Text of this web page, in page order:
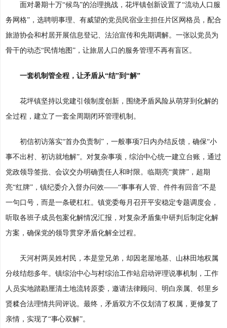
面对暑期十万“候鸟”的治理挑战，花坪镇创新设置了“流动人口服
务网格”，选聘明事理、有威望的党员民宿业主担任片区网格员，配合
旅游协会和村居开展信息登记、法治宣传和先期调解。一张以党员为
骨干的动态“民情地图”，让旅居人口的服务管理不再有盲区。
一套机制管全程，让矛盾从“结”到“解”
花坪镇坚持以党建引领制度创新，围绕矛盾风险从萌芽到化解的
全过程，建立了一套全周期闭环管理机制。
初信初访落实“首办负责制”，一般事项7日内办结反馈，确保“小
事不出村、初访就地解”。对复杂事项，综治中心统一建立台账，通过
党政领导签批、会议交办明确责任人和时限。临期亮“黄牌”，超期
亮“红牌”，镇纪委介入督办问效——“事事有人管、件件有回音”不是
一句口号，而是一条硬杠杠。镇党委每月召开平安稳定专题调度会，
听取各班子成员包案化解情况汇报，对复杂矛盾集中研判后制定化解
方案，确保党的领导贯穿矛盾化解全过程。
天河村两吴姓村民，本是堂兄弟，却因老屋地基、山林田地权属
分歧结怨多年。镇综治中心与村综治工作站启动评理说事机制，工作
人员实地踏勘厘清土地流转原委，邀请法律顾问、明白亲属、邻里乡
贤糅合法理情共同评说。最终，矛盾双方不仅划清了权属，更修复了
亲情，实现了“事心双解”。